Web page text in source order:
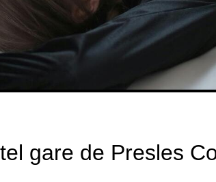
gare de Presles